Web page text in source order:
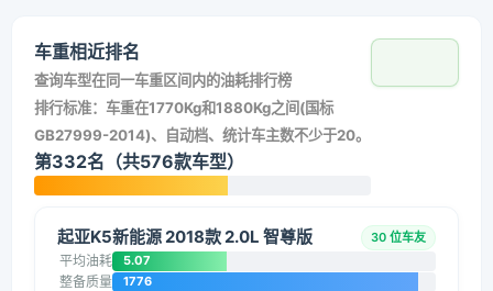
车重相近排名
查询车型在同一车重区间内的油耗排行榜
排行标准：车重在1770Kg和1880Kg之间(国标
GB27999-2014)、自动档、统计车主数不少于20。
第332名（共576款车型）
起亚K5新能源 2018款 2.0L 智尊版 30 位车友
平均油耗 5.07
整备质量 1776